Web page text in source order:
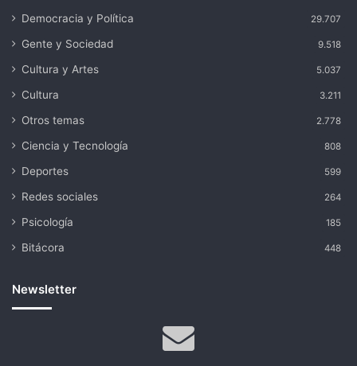
Democracia y Política 29.707
Gente y Sociedad 9.518
Cultura y Artes 5.037
Cultura 3.211
Otros temas 2.778
Ciencia y Tecnología 808
Deportes 599
Redes sociales 264
Psicología 185
Bitácora 448
Newsletter